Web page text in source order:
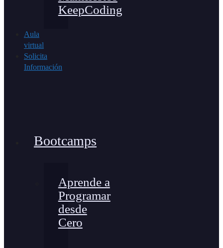
KeepCoding
Aula
virtual
Solicita
Información
Bootcamps
Aprende a
Programar
desde
Cero